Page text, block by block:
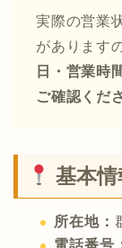
実際の営業
があります
日・営業時
ご確認くだ
基本情
所在地：